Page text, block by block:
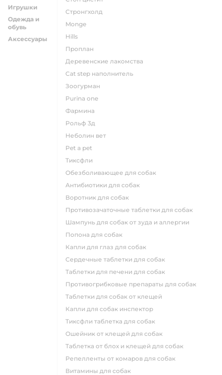
Игрушки
Одежда и
обувь
Аксессуары
стронгхолд
monge
hills
проплан
деревенские лакомства
cat step наполнитель
зоогурман
purina one
фармина
рольф 3д
неболин вет
pet a pet
тиксфли
обезболивающее для собак
антибиотики для собак
воротник для собак
противозачаточные таблетки для собак
шампунь для собак от зуда и аллергии
попона для собак
капли для глаз для собак
сердечные таблетки для собак
таблетки для печени для собак
противогрибковые препараты для собак
таблетки для собак от клещей
капли для собак инспектор
тиксфли таблетка для собак
ошейник от клещей для собак
таблетка от блох и клещей для собак
репелленты от комаров для собак
витамины для собак